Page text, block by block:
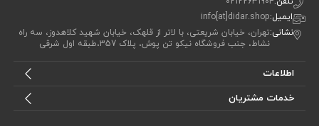
اگر برای نورپردازی و زیباسازی محیط جشن به ریسه‌های برقی
نیاز دارید، می‌توانید آن‌ها را از طریق این لینک مشاهده و
خریداری کنید. همچنین برای تزیین مساجد، اماکن مذهبی و
فضاهای شهری با پرچم، کتیبه و بیرق، پیشنهاد می‌کنیم
ایمیل:info[at]didar.shop
نشانی:تهران، خیابان شریعتی، با لاتر از قلهک، خیابان شهید کلاهدوز، سه راه
نشاط، جنب فروشگاه نیکو تن پوش، پلاک 357،طبقه اول شرقی
اطلاعات
خدمات مشتریان